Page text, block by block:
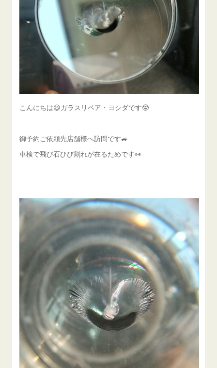
こんにちは😃ガラスリペア・ヨシダです🤓
御予約ご依頼先店舗様へ訪問です🚙
車検で飛び石ひび割れが在るためです👀